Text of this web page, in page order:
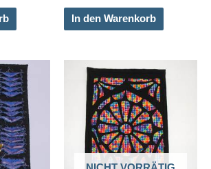
In den Warenkorb